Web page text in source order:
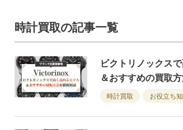
時計買取の記事一覧
ビクトリノックス
＆おすすめの買取
時計買取 お役立ち